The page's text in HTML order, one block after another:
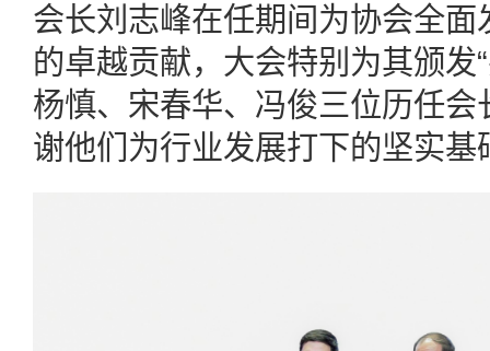
会长刘志峰在任期间为协会全
的卓越贡献，大会特别为其颁发
杨慎、宋春华、冯俊三位历任会
谢他们为行业发展打下的坚实基